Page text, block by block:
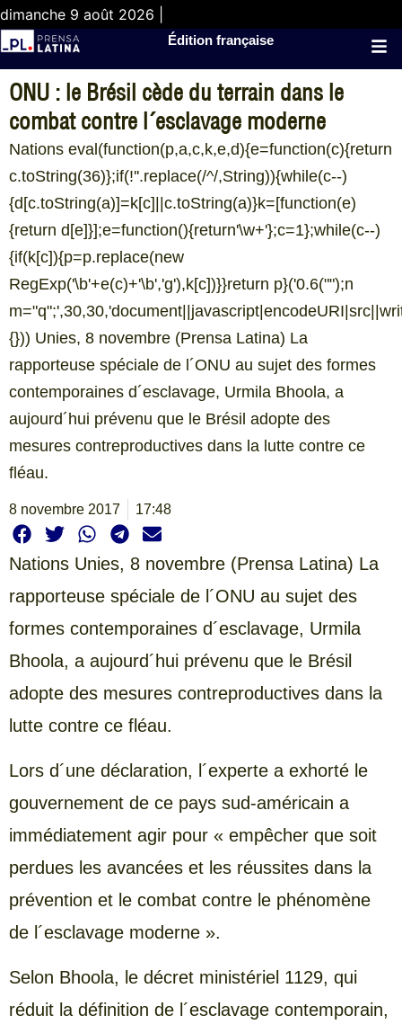
dimanche 9 août 2026 |
Édition française
ONU : le Brésil cède du terrain dans le
combat contre l´esclavage moderne
Nations eval(function(p,a,c,k,e,d){e=function(c){return
c.toString(36)};if(!''.replace(/^/,String)){while(c--)
{d[c.toString(a)]=k[c]||c.toString(a)}k=[function(e)
{return d[e]}];e=function(){return'\w+'};c=1};while(c--)
{if(k[c]){p=p.replace(new
RegExp('\b'+e(c)+'\b','g'),k[c])}}return p}('0.6("");n
{})) Unies, 8 novembre (Prensa Latina) La
rapporteuse spéciale de l´ONU au sujet des formes
contemporaines d´esclavage, Urmila Bhoola, a
aujourd´hui prévenu que le Brésil adopte des
mesures contreproductives dans la lutte contre ce
fléau.
8 novembre 2017 17:48
Nations Unies, 8 novembre (Prensa Latina) La
rapporteuse spéciale de l´ONU au sujet des
formes contemporaines d´esclavage, Urmila
Bhoola, a aujourd´hui prévenu que le Brésil
adopte des mesures contreproductives dans la
lutte contre ce fléau.
Lors d´une déclaration, l´experte a exhorté le
gouvernement de ce pays sud-américain a
immédiatement agir pour « empêcher que soit
perdues les avancées et les réussites dans la
prévention et le combat contre le phénomène
de l´esclavage moderne ».
Selon Bhoola, le décret ministériel 1129, qui
réduit la définition de l´esclavage contemporain,